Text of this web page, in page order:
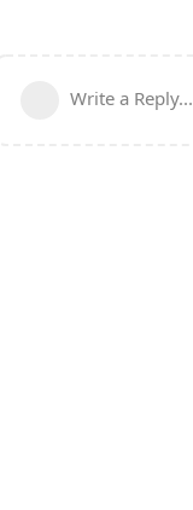
Write a Reply...